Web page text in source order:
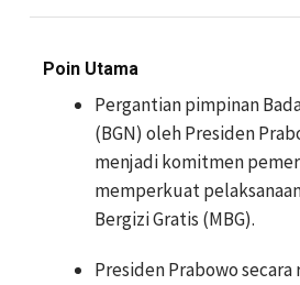
Poin Utama
Pergantian pimpinan
(BGN) oleh Presiden
menjadi komitmen
memperkuat
Bergizi Gratis (MBG).
Presiden Prabowo